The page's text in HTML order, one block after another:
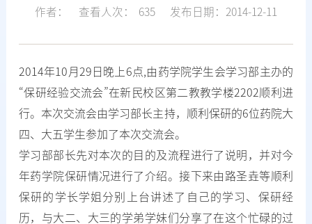
作者： 查看人次： 635 发布日期：2014-12-11
2014年10月29日晚上6点,由药学院学生会学习部主办的
“保研经验交流会”在新民校区第二教教学楼2202顺利进
行。本次交流会由学习部长主持，顺利保研的6位药院大
四、大五学生参加了本次交流会。
学习部部长先对本次的目的及流程进行了说明，并对今
年药学院保研情况进行了介绍。接下来由路圣垚等顺利
保研的学长学姐分别上台讲述了自己的学习、保研经
历，与大二、大三的学弟学妹们分享了在这个忙碌的过